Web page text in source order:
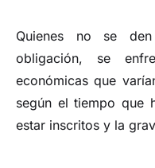
Quienes no se
obligación, se
económicas que
según el tiempo que
estar inscritos y la